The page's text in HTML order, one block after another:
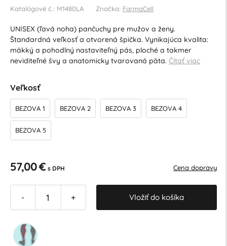
Katalógové č.: M1480LA Značka: FarmaCell
UNISEX (ľavá noha) pančuchy pre mužov a ženy.
Štandardná veľkosť a otvorená špička. Vynikajúca kvalita:
mäkký a pohodlný nastaviteľný pás, ploché a takmer
neviditeľné švy a anatomicky tvarovaná päta. Čítať viac
Veľkosť
BEZOVA 1 BEZOVA 2 BEZOVA 3 BEZOVA 4
BEZOVA 5
57,00 € s DPH Cena dopravy
- + Vložiť do košíka